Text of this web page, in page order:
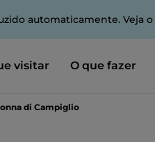
automaticamente. Veja o
visitar O que fazer
di Campiglio